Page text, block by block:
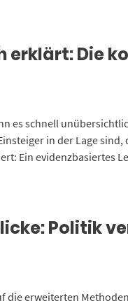
erklärt: Die
es schnell
in der Lage
Ein evidenzbasiertes
Politik
die erweiterten